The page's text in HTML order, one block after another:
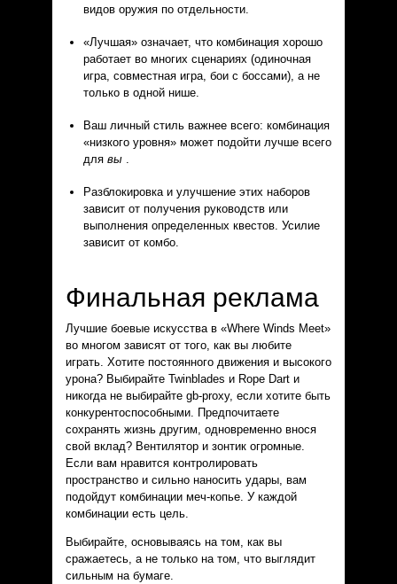
видов оружия по отдельности.
«Лучшая» означает, что комбинация хорошо
работает во многих сценариях (одиночная
игра, совместная игра, бои с боссами), а не
только в одной нише.
Ваш личный стиль важнее всего: комбинация
«низкого уровня» может подойти лучше всего
для вы .
Разблокировка и улучшение этих наборов
зависит от получения руководств или
выполнения определенных квестов. Усилие
зависит от комбо.
Финальная реклама
Лучшие боевые искусства в «Where Winds Meet»
во многом зависят от того, как вы любите
играть. Хотите постоянного движения и высокого
урона? Выбирайте Twinblades и Rope Dart и
никогда не выбирайте gb-proxy, если хотите быть
конкурентоспособными. Предпочитаете
сохранять жизнь другим, одновременно внося
свой вклад? Вентилятор и зонтик огромные.
Если вам нравится контролировать
пространство и сильно наносить удары, вам
подойдут комбинации меч-копье. У каждой
комбинации есть цель.
Выбирайте, основываясь на том, как вы
сражаетесь, а не только на том, что выглядит
сильным на бумаге.